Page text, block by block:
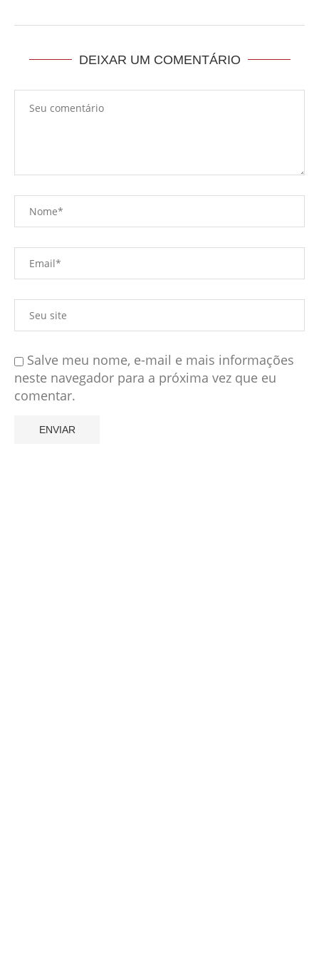
DEIXAR UM COMENTÁRIO
Salve meu nome, e-mail e mais informações
neste navegador para a próxima vez que eu
comentar.